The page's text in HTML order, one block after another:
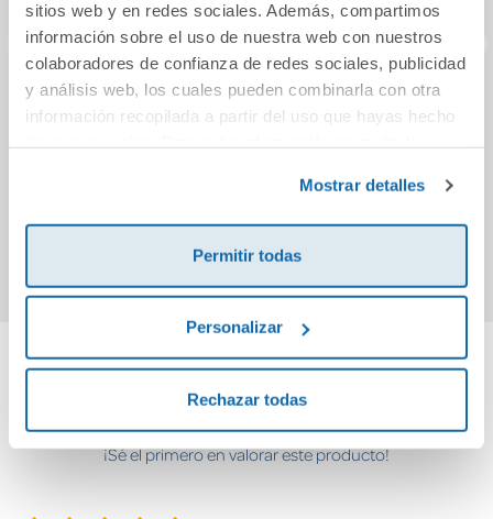
sitios web y en redes sociales. Además, compartimos
información sobre el uso de nuestra web con nuestros
colaboradores de confianza de redes sociales, publicidad
y análisis web, los cuales pueden combinarla con otra
información recopilada a partir del uso que hayas hecho
Mostrar detalles
Permitir todas
Personalizar
Rechazar todas
Meditación
con más de 80
Los compases del
14,90€
Cuéntanos tu opinión
¡Sé el primero en valorar este producto!